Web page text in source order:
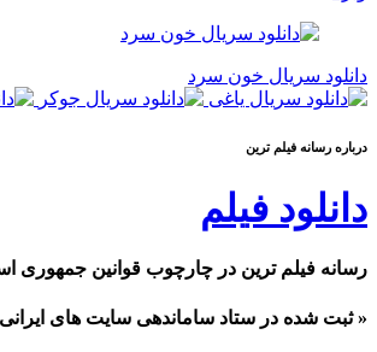
دانلود سریال خون سرد
درباره رسانه فيلم ترين
دانلود فیلم
رسانه فیلم ترین در چارچوب قوانین جمهوری
« ثبت شده در ستاد ساماندهی سایت های